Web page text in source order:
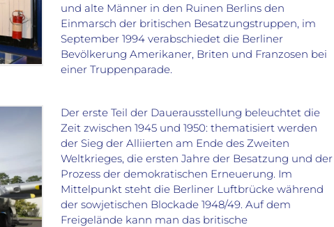
und alte Männer in den Ruinen Berlins den
Einmarsch der britischen Besatzungstruppen, im
September 1994 verabschiedet die Berliner
Bevölkerung Amerikaner, Briten und Franzosen bei
einer Truppenparade.
Der erste Teil der Dauerausstellung beleuchtet die
Zeit zwischen 1945 und 1950: thematisiert werden
der Sieg der Alliierten am Ende des Zweiten
Weltkrieges, die ersten Jahre der Besatzung und der
Prozess der demokratischen Erneuerung. Im
Mittelpunkt steht die Berliner Luftbrücke während
der sowjetischen Blockade 1948/49. Auf dem
Freigelände kann man das britische